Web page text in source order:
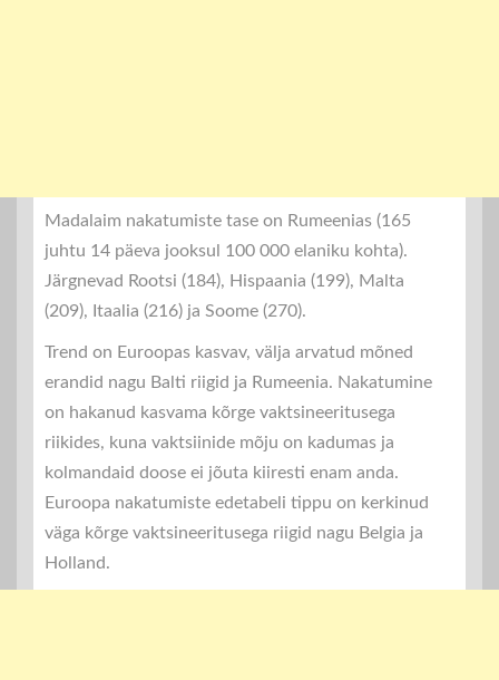
Madalaim nakatumiste tase on Rumeenias (165
juhtu 14 päeva jooksul 100 000 elaniku kohta).
Järgnevad Rootsi (184), Hispaania (199), Malta
(209), Itaalia (216) ja Soome (270).
Trend on Euroopas kasvav, välja arvatud mõned
erandid nagu Balti riigid ja Rumeenia. Nakatumine
on hakanud kasvama kõrge vaktsineeritusega
riikides, kuna vaktsiinide mõju on kadumas ja
kolmandaid doose ei jõuta kiiresti enam anda.
Euroopa nakatumiste edetabeli tippu on kerkinud
väga kõrge vaktsineeritusega riigid nagu Belgia ja
Holland.